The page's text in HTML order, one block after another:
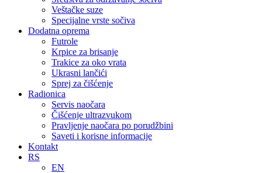
Veštačke suze
Specijalne vrste sočiva
Dodatna oprema
Futrole
Krpice za brisanje
Trakice za oko vrata
Ukrasni lančići
Sprej za čišćenje
Radionica
Servis naočara
Čišćenje ultrazvukom
Pravljenje naočara po porudžbini
Saveti i korisne informacije
Kontakt
RS
EN